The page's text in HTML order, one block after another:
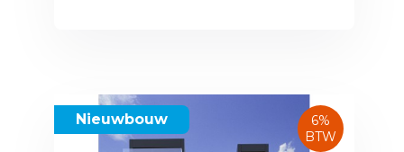
Nieuwbouw
6%
BTW